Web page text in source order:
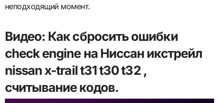
неподходящий момент.
Видео: Как сбросить ошибки
check engine на Ниссан икстрейл
nissan x-trail t31 t30 t32 ,
считывание кодов.